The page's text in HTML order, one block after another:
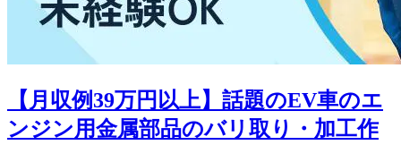
【月収例39万円以上】話題のEV車のエ
ンジン用金属部品のバリ取り・加工作